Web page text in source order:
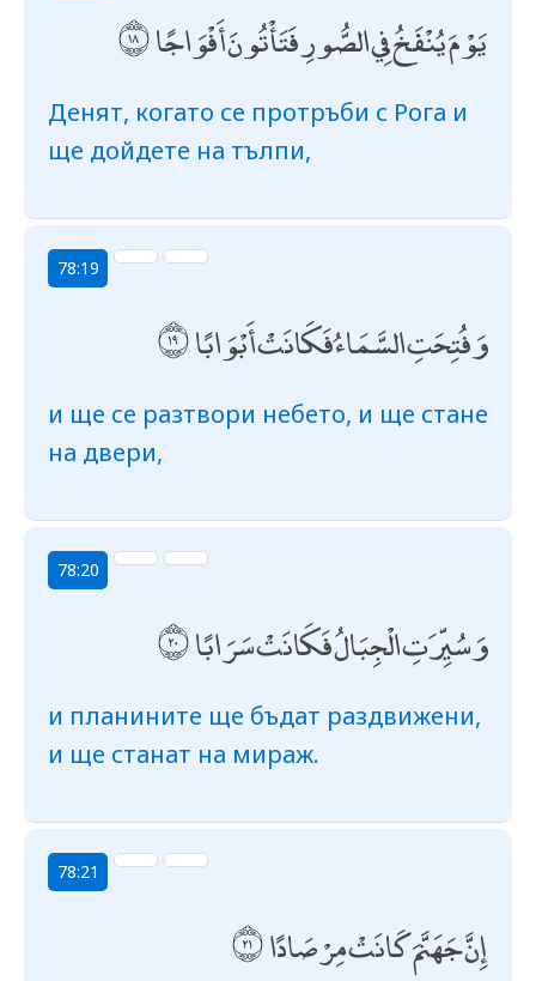
يَوْمَ يُنْفَخُ فِي الصُّورِ فَتَأْتُونَ أَفْوَاجًا
Денят, когато се протръби с Рога и
ще дойдете на тълпи,
78:19
وَفُتِحَتِ السَّمَاءُ فَكَانَتْ أَبْوَابًا
и ще се разтвори небето, и ще стане
на двери,
78:20
وَسُيِّرَتِ الْجِبَالُ فَكَانَتْ سَرَابًا
и планините ще бъдат раздвижени,
и ще станат на мираж.
78:21
إِنَّ جَهَنَّمَ كَانَتْ مِرْصَادًا